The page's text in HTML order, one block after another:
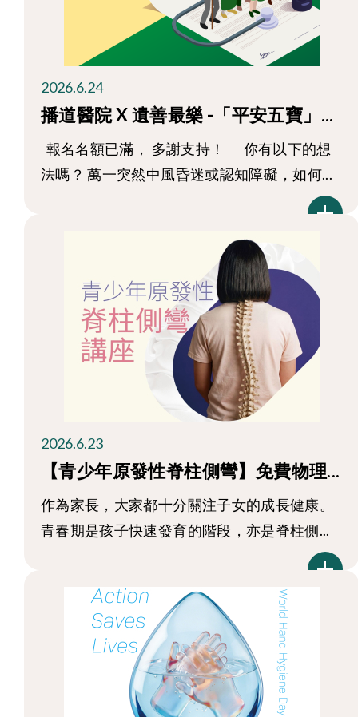
2026.6.24
播道醫院 X 遺善最樂 -「平安五寶」...
報名名額已滿， 多謝支持！ 你有以下的想
法嗎？ 萬一突然中風昏迷或認知障礙，如何...
2026.6.23
【青少年原發性脊柱側彎】免費物理...
作為家長，大家都十分關注子女的成長健康。
青春期是孩子快速發育的階段，亦是脊柱側...